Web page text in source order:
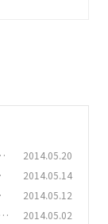
2014.05.20
2014.05.14
2014.05.12
2014.05.02